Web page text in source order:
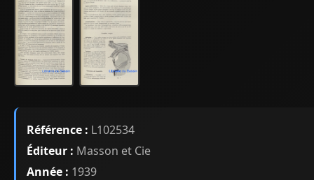
Référence : L102534
Éditeur : Masson et Cie
Année : 1939